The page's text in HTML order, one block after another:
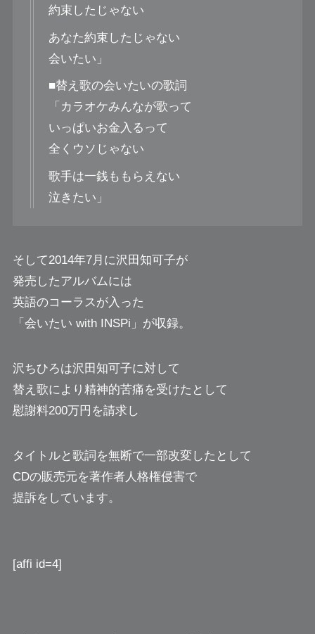
約束したじゃない
あなた約束したじゃない
会いたい」
■替え歌の会いたいの歌詞
「カラオケみんなが歌って
いっぱいお金入るって
全くウソじゃない
歌手は一銭ももらえない
泣きたい」
そして2014年7月に沢田知可子が
発売したアルバムには
英語のコーラスが入った
「会いたい with INSPi」が収録。
沢ちひろは沢田知可子に対して
替え歌により精神的苦痛を受けたとして
慰謝料200万円を請求し
タイトルと歌詞を無断で一部改変したとして
CDの販売元を著作者人格権侵害で
提訴をしています。
[affi id=4]